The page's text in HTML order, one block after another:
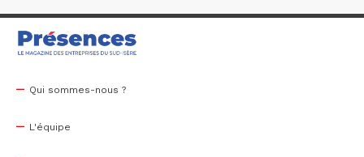
Qui sommes-nous ?
L'équipe